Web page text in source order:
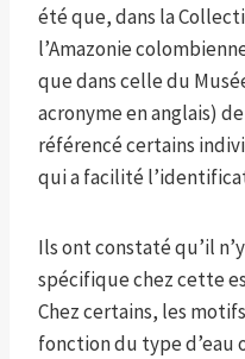
été que, dans la
l’Amazonie
que dans celle du
acronyme en anglais)
référencé certains
qui a facilité
Ils ont constaté qu’il
spécifique chez cette
Chez certains, les
fonction du type d’eau